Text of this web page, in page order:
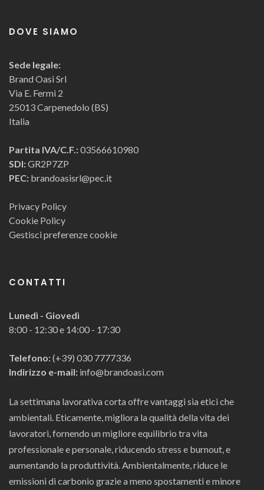
DOVE SIAMO
Sede legale:
Brand Oasi Srl
Via E. Fermi 2
25013 Carpenedolo (BS)
Italia
Partita IVA/C.F.:03566610980
SDI:GR2P7ZP
PEC: brandoasisrl@pec.it
Privacy Policy
Cookie Policy
Gestisci preferenze cookie
CONTATTI
Lunedì - Giovedì
8:00 - 12:30 e 14:00 - 17:30
Telefono:(+39) 030 7777336
Indirizzo e-mail: info@brandoasi.com
La settimana lavorativa corta offre vantaggi sia etici che
ambientali. Eticamente, migliora la qualità della vita dei
lavoratori, fornendo un migliore equilibrio tra vita
professionale e personale, riducendo stress e burnout, e
aumentando la produttività. Ambientalmente, riduce le
emissioni di carbonio grazie a meno spostamenti e minore